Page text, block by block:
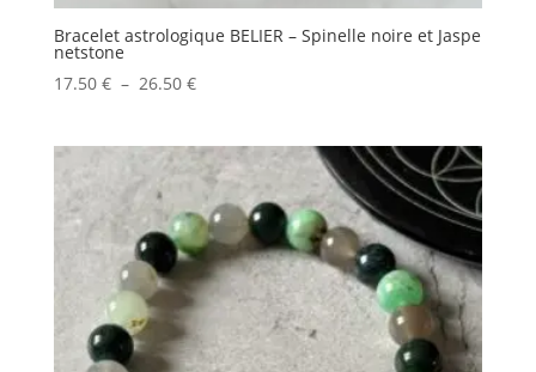
Bracelet astrologique BELIER – Spinelle noire et Jaspe
netstone
17.50 € – 26.50 €Plage
17.50 €
26.50 €